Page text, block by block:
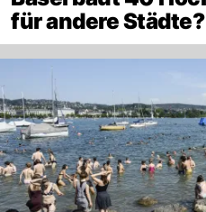
für andere Städte?